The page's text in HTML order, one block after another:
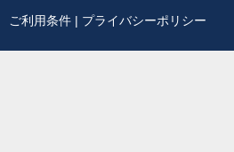
ご利用条件 | プライバシーポリシー